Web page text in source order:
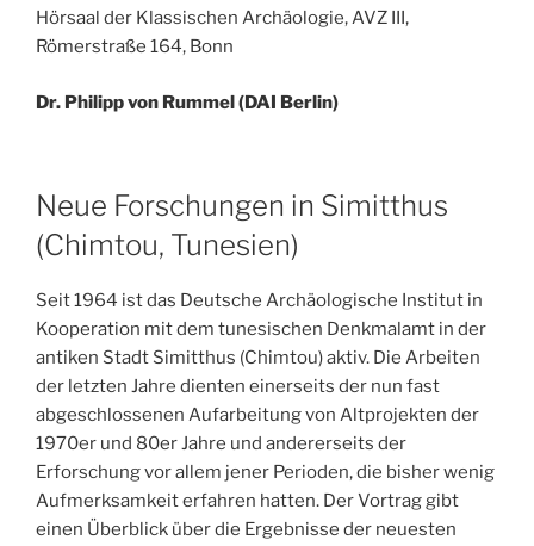
Hörsaal der Klassischen Archäologie, AVZ III,
Römerstraße 164, Bonn
Dr. Philipp von Rummel (DAI Berlin)
Neue Forschungen in Simitthus
(Chimtou, Tunesien)
Seit 1964 ist das Deutsche Archäologische Institut in
Kooperation mit dem tunesischen Denkmalamt in der
antiken Stadt Simitthus (Chimtou) aktiv. Die Arbeiten
der letzten Jahre dienten einerseits der nun fast
abgeschlossenen Aufarbeitung von Altprojekten der
1970er und 80er Jahre und andererseits der
Erforschung vor allem jener Perioden, die bisher wenig
Aufmerksamkeit erfahren hatten. Der Vortrag gibt
einen Überblick über die Ergebnisse der neuesten